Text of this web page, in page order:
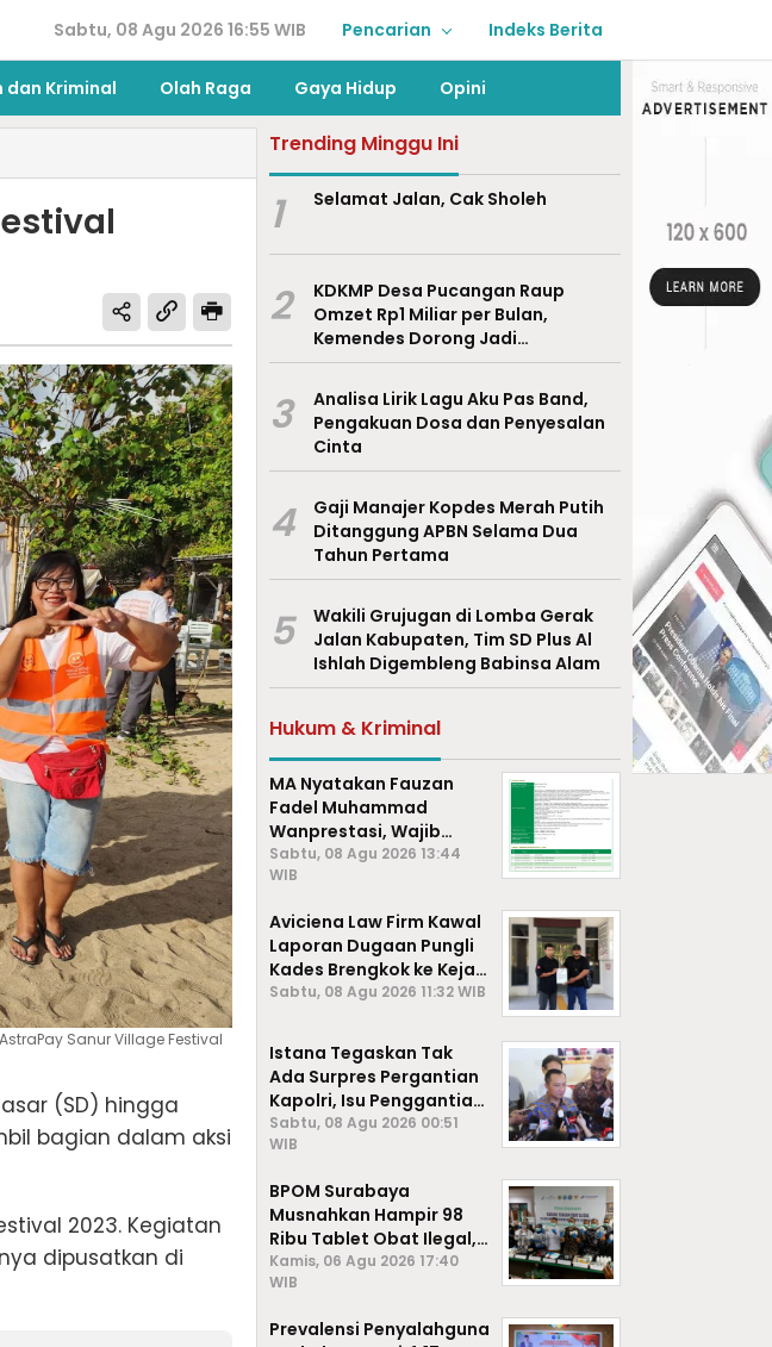
Sabtu, 08 Agu 2026 16:55 WIB Pencarian Indeks Berita
dan Kriminal Olah Raga Gaya Hidup Opini
Sanur Village Festival
(SD) hingga
bagian dalam aksi
2023. Kegiatan
dipusatkan di
Trending Minggu Ini
1 Selamat Jalan, Cak Sholeh
2
KDKMP Desa Pucangan Raup
Omzet Rp1 Miliar per Bulan,
Kemendes Dorong Jadi
Percontohan Nasional
3
Analisa Lirik Lagu Aku Pas Band,
Pengakuan Dosa dan Penyesalan
Cinta
4
Gaji Manajer Kopdes Merah Putih
Ditanggung APBN Selama Dua
Tahun Pertama
5
Wakili Grujugan di Lomba Gerak
Jalan Kabupaten, Tim SD Plus Al
Ishlah Digembleng Babinsa Alam
Hukum & Kriminal
MA Nyatakan Fauzan
Fadel Muhammad
Wanprestasi, Wajib
Bayar Rp2,085 Miliar
Sabtu, 08 Agu 2026 13:44
WIB
Aviciena Law Firm Kawal
Laporan Dugaan Pungli
Kades Brengkok ke Kejari
Lamongan
Sabtu, 08 Agu 2026 11:32 WIB
Istana Tegaskan Tak
Ada Surpres Pergantian
Kapolri, Isu Penggantian
Listyo Sigit Dipastikan
Hoaks
Sabtu, 08 Agu 2026 00:51
WIB
BPOM Surabaya
Musnahkan Hampir 98
Ribu Tablet Obat Ilegal,
Cegah Penyalahgunaan
di Kalangan Pelajar
Kamis, 06 Agu 2026 17:40
WIB
Prevalensi Penyalahguna